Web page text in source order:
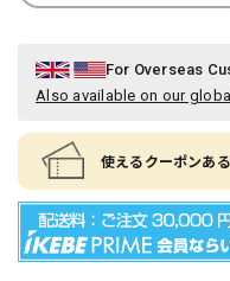
For Overseas
Also available on our
使えるクーポンあ